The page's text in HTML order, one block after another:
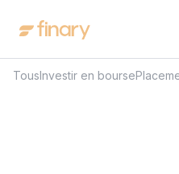
TousInvestir en bourse